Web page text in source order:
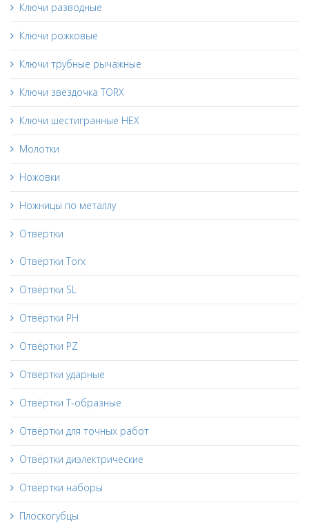
Ключи разводные
Ключи рожковые
Ключи трубные рычажные
Ключи звёздочка TORX
Ключи шестигранные HEX
Молотки
Ножовки
Ножницы по металлу
Отвёртки
Отвёртки Torx
Отвёртки SL
Отвёртки PH
Отвёртки PZ
Отвёртки ударные
Отвёртки Т-образные
Отвёртки для точных работ
Отвёртки диэлектрические
Отвёртки наборы
Плоскогубцы